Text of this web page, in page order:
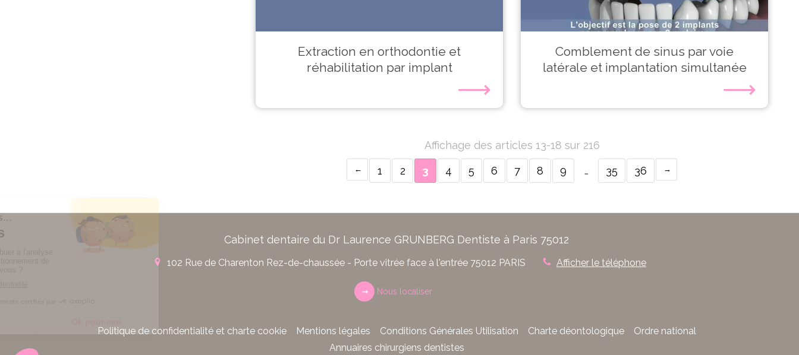
Extraction en orthodontie et
réhabilitation par implant
⟶
Comblement de sinus par voie
latérale et implantation simultanée
⟶
Affichage des articles 13-18 sur 216
1 2 3 4 5 6 7 8 9 … 35 36
Cabinet dentaire du Dr Laurence GRUNBERG Dentiste à Paris 75012
102 Rue de Charenton Rez-de-chaussée - Porte vitrée face à l'entrée 75012 PARIS Afficher le téléphone
Nous localiser
Politique de confidentialité et charte cookie Mentions légales Conditions Générales Utilisation Charte déontologique
Ordre national
Annuaires chirurgiens dentistes